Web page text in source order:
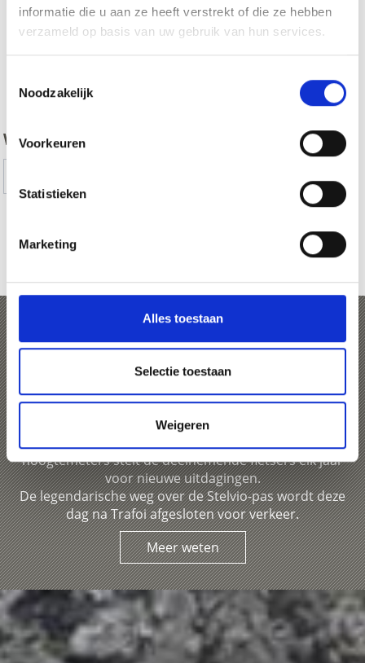
informatie die u aan ze heeft verstrekt of die ze hebben
verzameld op basis van uw gebruik van hun services.
Noodzakelijk
Voorkeuren
Statistieken
Marketing
Alles toestaan
Selectie toestaan
Weigeren
zurück
WAS DE INHOUD NUTTIG VOOR U?
RACEFIETS ROUTES IN VINSCHGAU TONEN
Stelvio Bike
De
volgt de route van de beroemdste
etappe van de wegwedstrijdGiro d'Italiaen is een van
de lokale wielerhoogtepunten.
hoogtemeters stelt de deelnemende fietsers elk jaar
voor nieuwe uitdagingen.
De legendarische weg over de Stelvio-pas wordt deze
dag na Trafoi afgesloten voor verkeer.
Meer weten